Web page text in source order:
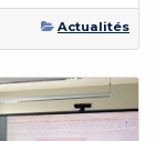
Actualités